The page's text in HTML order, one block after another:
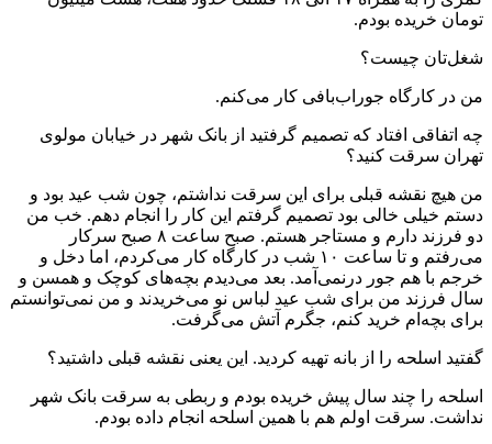
تومان خریده بودم.
‌شغل‌تان چیست؟
من در کارگاه جوراب‌بافی کار می‌کنم.
‌چه اتفاقی افتاد که تصمیم گرفتید از بانک شهر در خیابان مولوی
تهران سرقت کنید؟
من هیچ نقشه قبلی برای این سرقت نداشتم، چون شب عید بود و
دستم خیلی خالی بود تصمیم گرفتم این کار را انجام دهم. خب من
دو فرزند دارم و مستاجر هستم. صبح ساعت ۸ صبح سرکار
می‌رفتم و تا ساعت ۱۰ شب در کارگاه کار می‌کردم، اما دخل و
خرجم با هم جور درنمی‌آمد. بعد می‌دیدم بچه‌های کوچک و همسن و
سال فرزند من برای شب عید لباس نو می‌خریدند و من نمی‌توانستم
برای بچه‌ام خرید کنم، جگرم آتش می‌گرفت.
‌گفتید اسلحه را از بانه تهیه کردید. این یعنی نقشه قبلی داشتید؟
اسلحه را چند سال پیش خریده بودم و ربطی به سرقت بانک شهر
نداشت. سرقت اولم هم با همین اسلحه انجام داده بودم.